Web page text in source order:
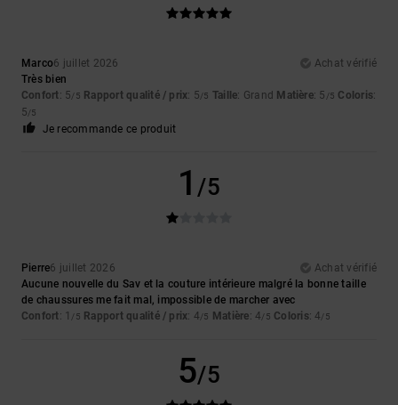
Marco6 juillet 2026
Achat vérifié
Très bien
Confort: 5/5 Rapport qualité / prix: 5/5 Taille: Grand Matière: 5 /5 Coloris:
5/5
Je recommande ce produit
1 /5
Pierre6 juillet 2026
Achat vérifié
Aucune nouvelle du Sav et la couture intérieure malgré la bonne taille
de chaussures me fait mal, impossible de marcher avec
Confort: 1 /5 Rapport qualité / prix: 4/5 Matière: 4/5 Coloris: 4/5
5/5